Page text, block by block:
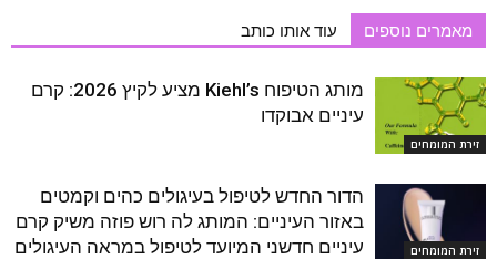
מאמרים נוספים עוד אותו כותב
זירת המומחים
מותג הטיפוח Kiehl’s מציע לקיץ 2026: קרם
עיניים אבוקדו
זירת המומחים
הדור החדש לטיפול בעיגולים כהים וקמטים
באזור העיניים: המותג לה רוש פוזה משיק קרם
עיניים חדשני המיועד לטיפול במראה העיגולים